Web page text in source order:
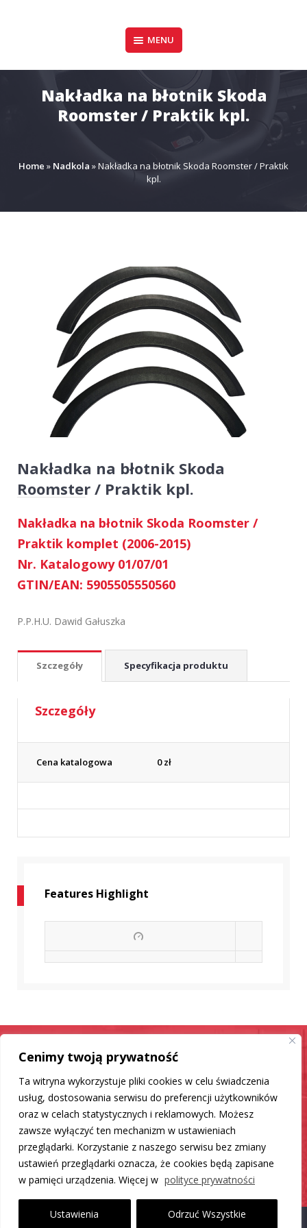
Cenimy twoją prywatność
Ta witryna wykorzystuje pliki cookies w celu świadczenia
usług, dostosowania serwisu do preferencji użytkowników
oraz w celach statystycznych i reklamowych. Możesz
zawsze wyłączyć ten mechanizm w ustawieniach
przeglądarki. Korzystanie z naszego serwisu bez zmiany
ustawień przeglądarki oznacza, że cookies będą zapisane
w pamięci urządzenia. Więcej w polityce prywatności
Ustawienia Odrzuć Wszystkie
P.P.H.U. DAWID
GAŁUSZKA
Design & Style
MENU
Nakładka na błotnik Skoda
Roomster / Praktik kpl.
Home » Nadkola »Nakładka na błotnik Skoda Roomster / Praktik
kpl.
Nakładka na błotnik Skoda
Roomster / Praktik kpl.
Nakładka na błotnik Skoda Roomster /
Praktik komplet (2006-2015)
Nr. Katalogowy 01/07/01
GTIN/EAN: 5905505550560
P.P.H.U. Dawid Gałuszka
Szczegóły Specyfikacja produktu
Szczegóły
Cena katalogowa 0zł
Features Highlight
Samochód jak nowy
Mamy dla Ciebie rozwiązanie
DO LISTY PRODUKTÓW